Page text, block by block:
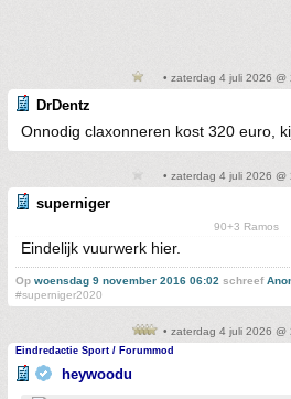
• zaterdag 4 juli 2026 @
DrDentz
Onnodig claxonneren kost 320 euro,
• zaterdag 4 juli 2026 @
superniger
90+3 Ramos
Eindelijk vuurwerk hier.
Op woensdag 9 november 2016 06:02 schreef
#superniger2020
• zaterdag 4 juli 2026 @
Eindredactie Sport / Forummod
heywoodu